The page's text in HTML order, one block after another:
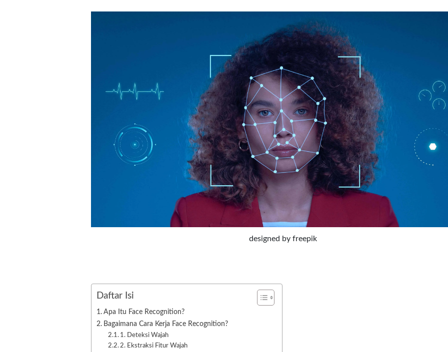
designed by freepik
Daftar Isi
Apa Itu Face Recognition?
Bagaimana Cara Kerja Face Recognition?
1. Deteksi Wajah
2. Ekstraksi Fitur Wajah